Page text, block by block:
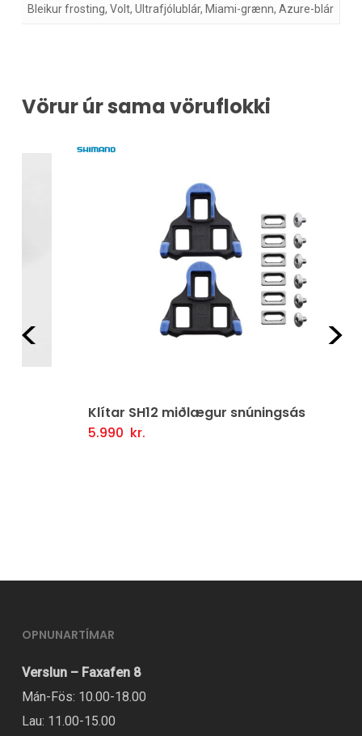
Bleikur frosting, Volt, Ultrafjólublár, Miami-grænn, Azure-blár
Vörur úr sama vöruflokki
Klítar SH12 miðlægur snúningsás
kr.
Setja Í Körfu
OPNUNARTÍMAR
Verslun – Faxafen 8
Mán-Fös: 10.00-18.00
Lau: 11.00-15.00